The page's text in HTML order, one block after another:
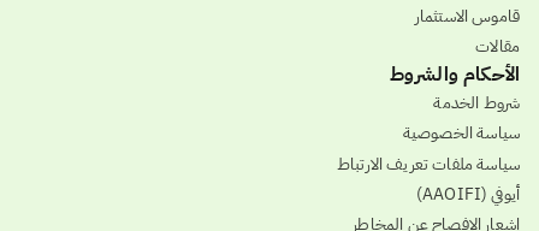
قاموس الاستثمار
مقالات
الأحكام والشروط
شروط الخدمة
سياسة الخصوصية
سياسة ملفات تعريف الارتباط
أيوفي (AAOIFI)
إشعار الإفصاح عن المخاطر